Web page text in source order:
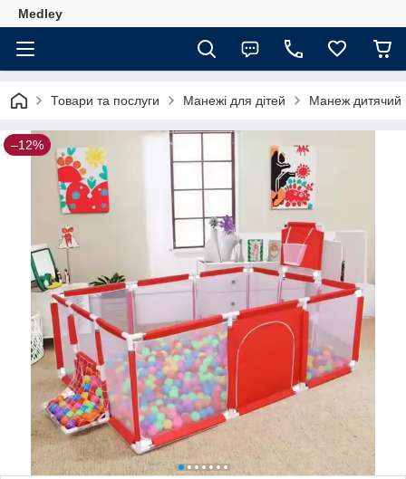
Medley
Товари та послуги Манежі для дітей Манеж дитячий
–12%